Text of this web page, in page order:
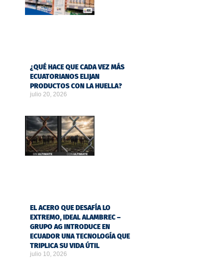
¿QUÉ HACE QUE CADA VEZ MÁS
ECUATORIANOS ELIJAN
PRODUCTOS CON LA HUELLA?
julio 20, 2026
EL ACERO QUE DESAFÍA LO
EXTREMO, IDEAL ALAMBREC –
GRUPO AG INTRODUCE EN
ECUADOR UNA TECNOLOGÍA QUE
TRIPLICA SU VIDA ÚTIL
julio 10, 2026